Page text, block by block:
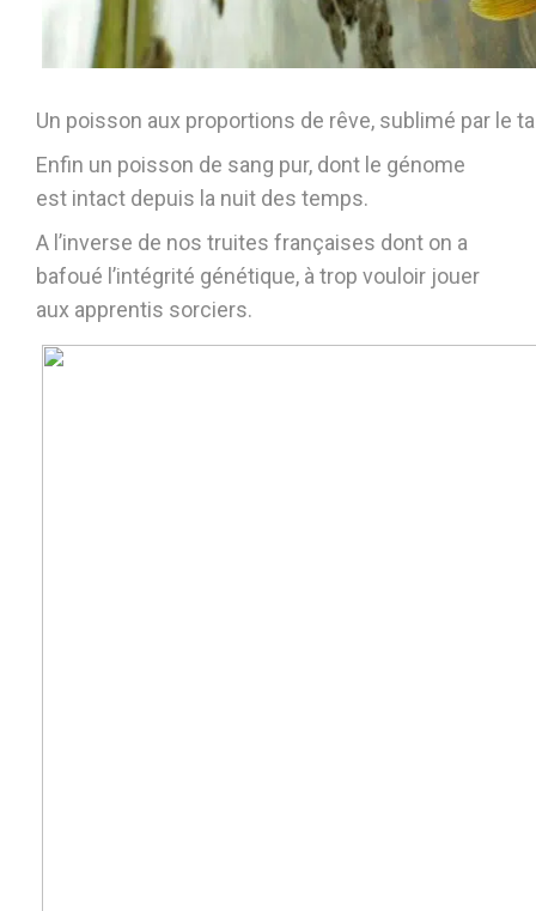
Un poisson aux proportions de rêve, sublimé par le
Enfin un poisson de sang pur, dont le génome
est intact depuis la nuit des temps.
A l’inverse de nos truites françaises dont on a
bafoué l’intégrité génétique, à trop vouloir jouer
aux apprentis sorciers.